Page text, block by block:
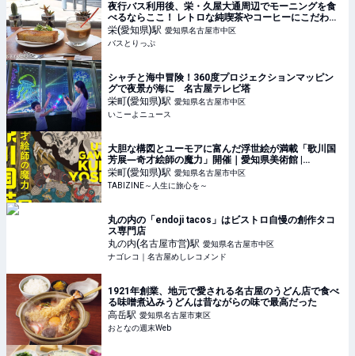
夜行バス利用後、栄・久屋大通周辺でモーニングを食
べるならここ！ レトロな純喫茶やコーヒーにこだわっ
たカフェを紹介
栄(愛知県)駅 愛知県名古屋市中区
バスとりっぷ
シャチと海中冒険！360度プロジェクションマッピン
グで夜景が海に 名古屋テレビ塔
栄町(愛知県)駅 愛知県名古屋市中区
いこーよニュース
大胆な構図とユーモアに富んだ浮世絵が満載「歌川国
芳展―奇才絵師の魔力」開催｜愛知県美術館 |
TABIZINE～人生に旅心を～
栄町(愛知県)駅 愛知県名古屋市中区
TABIZINE～人生に旅心を～
丸の内の「endoji tacos」はビストロ自慢の創作タコ
ス専門店
丸の内(名古屋市営)駅 愛知県名古屋市中区
ナゴレコ｜名古屋めしレコメンド
1921年創業、地元で愛される名古屋のうどん店で食べ
る味噌煮込みうどんは昔ながらの味で最高だった
高岳駅 愛知県名古屋市東区
おとなの週末Web